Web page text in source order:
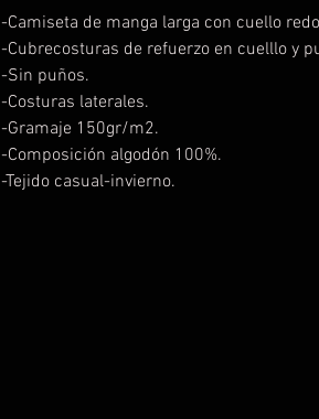
-Camiseta de manga larga con cuello
-Cubrecosturas de refuerzo en cuelllo y
-Sin puños.
-Costuras laterales.
-Gramaje 150gr/m2.
-Composición algodón 100%.
-Tejido casual-invierno.